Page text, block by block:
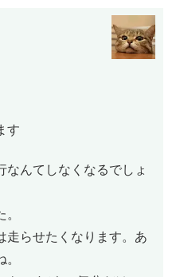
す
なんてしなくなるでしょ
走らせたくなります。あ